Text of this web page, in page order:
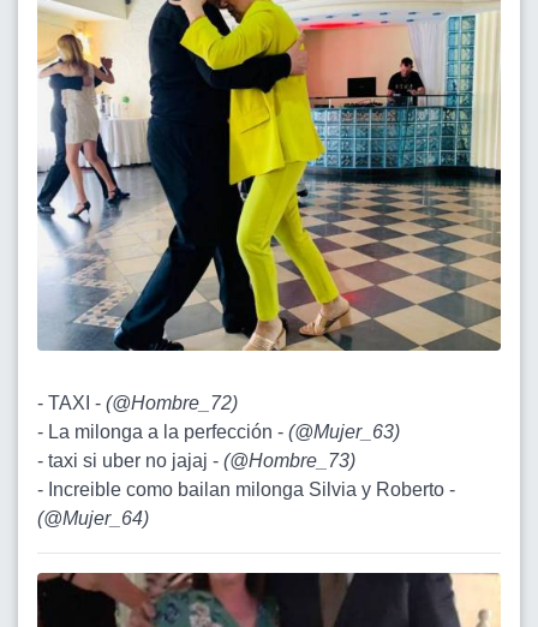
- TAXI - (@Hombre_72)
- La milonga a la perfección - (@Mujer_63)
- taxi si uber no jajaj - (@Hombre_73)
- Increible como bailan milonga Silvia y Roberto -
(@Mujer_64)